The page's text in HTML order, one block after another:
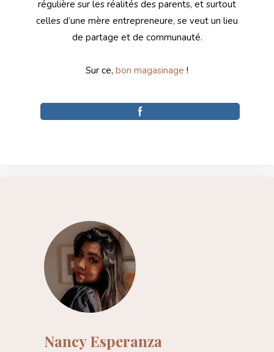
régulière sur les réalités des parents, et surtout
celles d’une mère entrepreneure, se veut un lieu
de partage et de communauté.
Sur ce, bon magasinage !
Nancy Esperanza